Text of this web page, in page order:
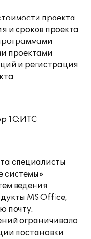
проекта
и сроков проекта
проектами
и регистрация
1С:ИТС
специалисты
системы»
ведения
MS Office,
почту.
ограничивало
постановки